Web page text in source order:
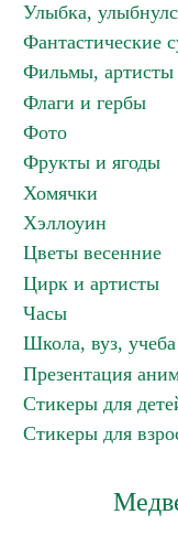
Улыбка,
Фантастические
Фильмы, артисты
Флаги и гербы
Фото
Фрукты и ягоды
Хомячки
Хэллоуин
Цветы весенние
Цирк и артисты
Часы
Школа, вуз, учеба
Презентация
Стикеры для
Стикеры для